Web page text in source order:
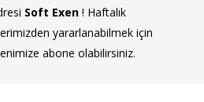
Soft Exen ! Haftalık
yararlanabilmek için
abone olabilirsiniz.